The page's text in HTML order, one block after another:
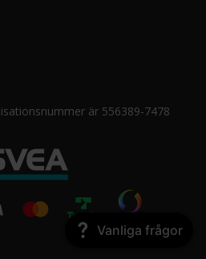
är 556389-7478
Vanliga frågor